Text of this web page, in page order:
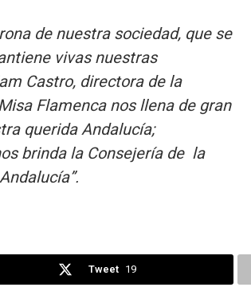
de nuestra sociedad, que se
vivas nuestras
Castro, directora de la
Flamenca nos llena de gran
querida Andalucía;
brinda la Consejería de la
Tweet 19